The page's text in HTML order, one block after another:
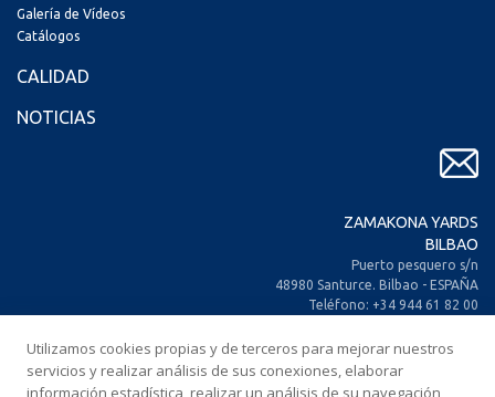
Galería de Vídeos
Catálogos
CALIDAD
NOTICIAS
ZAMAKONA YARDS
BILBAO
Puerto pesquero s/n
48980 Santurce. Bilbao - ESPAÑA
Teléfono: +34 944 61 82 00
Fax: +34 944 61 25 80
E-mail: zamakona@zamakona.com
Utilizamos cookies propias y de terceros para mejorar nuestros
servicios y realizar análisis de sus conexiones, elaborar
información estadística, realizar un análisis de su navegación,